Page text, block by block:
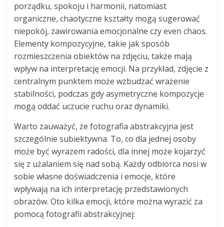
porządku, spokoju i harmonii, natomiast
organiczne, chaotyczne kształty mogą sugerować
niepokój, zawirowania emocjonalne czy even chaos.
Elementy kompozycyjne, takie jak sposób
rozmieszczenia obiektów na zdjęciu, także mają
wpływ na interpretację emocji. Na przykład, zdjęcie z
centralnym punktem może wzbudzać wrażenie
stabilności, podczas gdy asymetryczne kompozycje
mogą oddać uczucie ruchu oraz dynamiki.
Warto zauważyć, że fotografia abstrakcyjna jest
szczególnie subiektywna. To, co dla jednej osoby
może być wyrazem radości, dla innej może kojarzyć
się z użalaniem się nad sobą. Każdy odbiorca nosi w
sobie własne doświadczenia i emocje, które
wpływają na ich interpretację przedstawionych
obrazów. Oto kilka emocji, które można wyrazić za
pomocą fotografii abstrakcyjnej: